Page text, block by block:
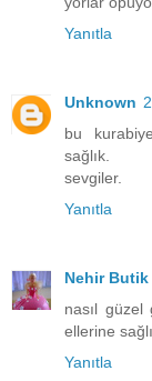
Yanıtla
Unknown
bu
sağlık.
sevgiler.
Yanıtla
Nehir Butik
nasıl
ellerine
Yanıtla